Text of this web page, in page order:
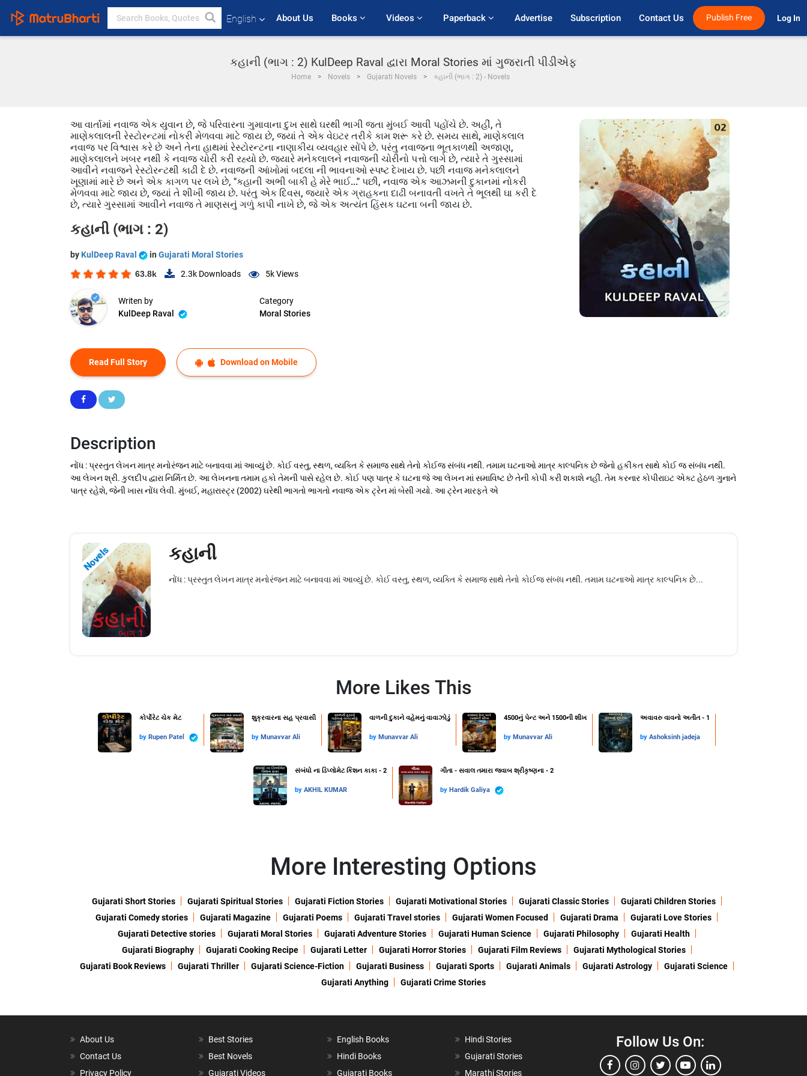
English About Us Books Videos Paperback Advertise Subscription Contact Us Publish Free Log In
કહાની (ભાગ : 2) KulDeep Raval દ્વારા Moral Stories માં ગુજરાતી પીડીએફ
Home Novels Gujarati Novels કહાની (ભાગ : 2) - Novels
આ વાર્તામાં નવાજ એક યુવાન છે, જે પરિવારના ગુમાવાના દુખ સાથે ઘરથી ભાગી જતા મુંબઈ આવી પહોંચે છે. અહીં, તે
માણેકલાલની રેસ્ટોરન્ટમાં નોકરી મેળવવા માટે જાય છે, જ્યાં તે એક વેઇટર તરીકે કામ શરૂ કરે છે. સમય સાથે, માણેકલાલ
નવાજ પર વિશ્વાસ કરે છે અને તેના હાથમાં રેસ્ટોરન્ટના નાણાકીય વ્યવહાર સોંપે છે. પરંતુ નવાજના ભૂતકાળથી અજાણ,
માણેકલાલને ખબર નથી કે નવાજ ચોરી કરી રહ્યો છે. જ્યારે મનેકલાલને નવાજની ચોરીનો પત્તો લાગે છે, ત્યારે તે ગુસ્સામાં
આવીને નવાજને રેસ્ટોરન્ટથી કાઢી દે છે. નવાજની આંખોમાં બદલા ની ભાવનાઓ સ્પષ્ટ દેખાય છે. પછી નવાજ મનેકલાલને
ખૂણામાં મારે છે અને એક કાગળ પર લખે છે, "કહાની અભી બાકી હે મેરે ભાઈ..." પછી, નવાજ એક આઝમની દુકાનમાં નોકરી
મેળવવા માટે જાય છે, જ્યાં તે શીખી જાય છે. પરંતુ એક દિવસ, જ્યારે એક ગ્રાહકના દાઢી બનાવતી વખતે તે ભૂલથી ઘા કરી દે
છે, ત્યારે ગુસ્સામાં આવીને નવાજ તે માણસનું ગળું કાપી નાખે છે, જે એક અત્યંત હિંસક ઘટના બની જાય છે.
કહાની (ભાગ : 2)
by KulDeep Raval in Gujarati Moral Stories
63.8k 2.3k Downloads 5kViews
Writen by
KulDeep Raval
Category
Moral Stories
Read Full Story Download on Mobile
Description
નોંધ : પ્રસ્તુત લેખન માત્ર મનોરંજન માટે બનાવવા માં આવ્યું છે. કોઈ વસ્તુ, સ્થળ, વ્યક્તિ કે સમાજ સાથે તેનો કોઈજ સંબંધ નથી. તમામ ઘટનાઓ માત્ર કાલ્પનિક છે જેનો હકીકત સાથે કોઈ જ સંબંધ નથી.
આ લેખન શ્રી. કુલદીપ દ્વારા નિર્મિત છે. આ લેખનના તમામ હકો તેમની પાસે રહેલ છે. કોઈ પણ પાત્ર કે ઘટના જે આ લેખન માં સમાવિષ્ટ છે તેની કોપી કરી શકાશે નહીં. તેમ કરનાર કોપીરાઇટ એક્ટ હેઠળ ગુનાને
પાત્ર રહેશે, જેની ખાસ નોંધ લેવી. મુંબઈ, મહારાસ્ટ્ર (2002) ઘરેથી ભાગતો ભાગતો નવાજ એક ટ્રેન માં બેસી ગયો. આ ટ્રેન મારફતે એ
Novels કહાની
નોંધ : પ્રસ્તુત લેખન માત્ર મનોરંજન માટે બનાવવા માં આવ્યું છે. કોઈ વસ્તુ, સ્થળ, વ્યક્તિ કે સમાજ સાથે તેનો કોઈજ સંબંધ નથી. તમામ ઘટનાઓ માત્ર કાલ્પનિક છે...
More Likes This
કોર્પોરેટ ચેક મેટ
by Rupen Patel
શુક્રવારના સહ પ્રવાસી
by Munavvar Ali
વાળની દુકાને વહેમનું વાવાઝોડું
by Munavvar Ali
4500નું પેન્ટ અને 1500ની શીખ
by Munavvar Ali
અવાવરુ વાવનો અતીત - 1
by Ashoksinh jadeja
સંબંધો ના ડિપ્લોમેટ કિશન કાકા - 2
by AKHIL KUMAR
ગીતા - સવાલ તમારા જવાબ શ્રીકૃષ્ણના - 2
by Hardik Galiya
More Interesting Options
Gujarati Short Stories Gujarati Spiritual Stories Gujarati Fiction Stories Gujarati Motivational Stories Gujarati Classic Stories
Gujarati Children Stories
Gujarati Comedy stories
Gujarati Magazine Gujarati Poems Gujarati Travel stories Gujarati Women Focused Gujarati Drama
Gujarati Love Stories
Gujarati Detective stories
Gujarati Moral Stories Gujarati Adventure Stories Gujarati Human Science Gujarati Philosophy
Gujarati Health
Gujarati Biography
Gujarati Cooking Recipe Gujarati Letter Gujarati Horror Stories Gujarati Film Reviews
Gujarati Mythological Stories
Gujarati Book Reviews
Gujarati Thriller Gujarati Science-Fiction Gujarati Business Gujarati Sports Gujarati Animals Gujarati Astrology
Gujarati Science
Gujarati Anything
Gujarati Crime Stories
About Us
Contact Us
Privacy Policy
Best Stories
Best Novels
Gujarati Videos
English Books
Hindi Books
Gujarati Books
Hindi Stories
Gujarati Stories
Marathi Stories
Follow Us On: